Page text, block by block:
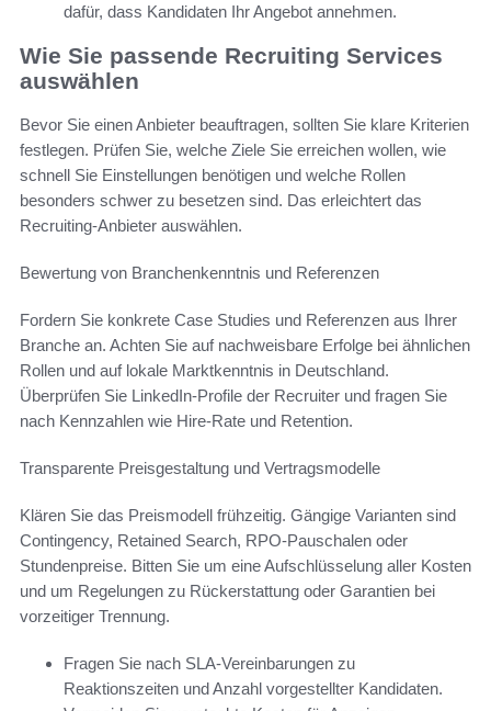
dafür, dass Kandidaten Ihr Angebot annehmen.
Wie Sie passende Recruiting Services
auswählen
Bevor Sie einen Anbieter beauftragen, sollten Sie klare Kriterien
festlegen. Prüfen Sie, welche Ziele Sie erreichen wollen, wie
schnell Sie Einstellungen benötigen und welche Rollen
besonders schwer zu besetzen sind. Das erleichtert das
Recruiting-Anbieter auswählen.
Bewertung von Branchenkenntnis und Referenzen
Fordern Sie konkrete Case Studies und Referenzen aus Ihrer
Branche an. Achten Sie auf nachweisbare Erfolge bei ähnlichen
Rollen und auf lokale Marktkenntnis in Deutschland.
Überprüfen Sie LinkedIn-Profile der Recruiter und fragen Sie
nach Kennzahlen wie Hire-Rate und Retention.
Transparente Preisgestaltung und Vertragsmodelle
Klären Sie das Preismodell frühzeitig. Gängige Varianten sind
Contingency, Retained Search, RPO-Pauschalen oder
Stundenpreise. Bitten Sie um eine Aufschlüsselung aller Kosten
und um Regelungen zu Rückerstattung oder Garantien bei
vorzeitiger Trennung.
Fragen Sie nach SLA-Vereinbarungen zu
Reaktionszeiten und Anzahl vorgestellter Kandidaten.